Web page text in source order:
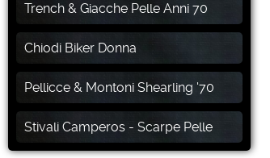
Trench & Giacche Pelle Anni 70
Chiodi Biker Donna
Pellicce & Montoni Shearling '70
Stivali Camperos - Scarpe Pelle